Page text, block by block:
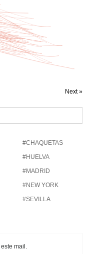
Next »
#CHAQUETAS
#HUELVA
#MADRID
#NEW YORK
#SEVILLA
mail.